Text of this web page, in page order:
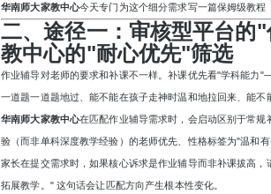
华南师大家教中心今天专门为这个细分需求写一篇保姆级教程
二、途径一：审核型平台的"
教中心的"耐心优先"筛选
作业辅导对老师的要求和补课不一样。补课优先看"学科能力
一道题一道题地过、能不能在孩子走神时温和地拉回来、能不
华南师大家教中心在匹配作业辅导需求时，会启动区别于常规
验（而非单科深度教学经验）的老师优先、性格标签为"温和
家长在提交需求时，如果核心诉求是作业辅导而非补课拔高，
拓展教学。" 这句话会让匹配方向产生根本性变化。